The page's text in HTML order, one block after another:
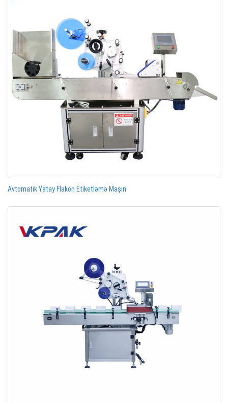
Avtomatik Yatay Flakon Etiketləmə Maşın